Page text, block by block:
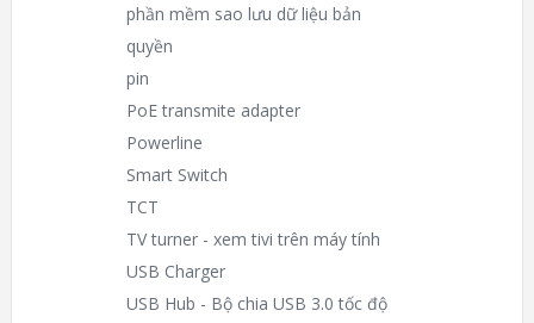
phần mềm sao lưu dữ liệu bản
quyền
pin
PoE transmite adapter
Powerline
Smart Switch
TCT
TV turner - xem tivi trên máy tính
USB Charger
USB Hub - Bộ chia USB 3.0 tốc độ